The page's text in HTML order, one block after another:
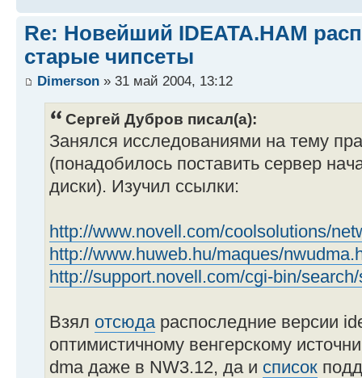
Re: Новейший IDEATA.HAM
старые чипсеты
Dimerson » 31 май 2004, 13:12
Сергей Дубров писал(а):
Занялся исследованиями на тему
(понадобилось поставить сервер
диски). Изучил ссылки:
http://www.novell.com/coolsolutions/
http://www.huweb.hu/maques/
http://support.novell.com/cgi-bin/
Взял отсюда распоследние версии
оптимистичному венгерскому
dma даже в NW3.12, да и список